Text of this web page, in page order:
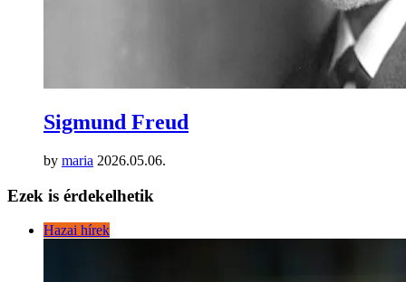
Sigmund Freud
by maria 2026.05.06.
Ezek is érdekelhetik
Hazai hírek